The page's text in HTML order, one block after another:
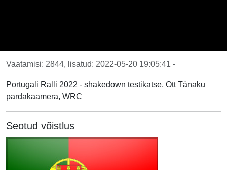
Vaatamisi: 2844, lisatud: 2022-05-20 19:05:41 -
Portugali Ralli 2022 - shakedown testikatse, Ott Tänaku
pardakaamera, WRC
Seotud võistlus